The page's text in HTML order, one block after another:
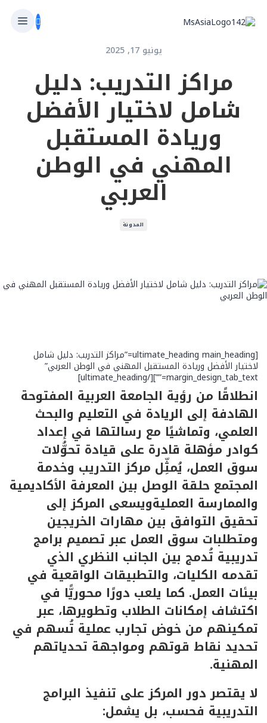
يونيو 17, 2025
مراكز التدريب: دليل
شامل لاختيار الأفضل
وريادة المستقبل
المهني في الوطن
العربي
المدونة
[ultimate_heading main_heading=”مراكز التدريب: دليل شامل
لاختيار الأفضل وريادة المستقبل المهني في الوطن العربي”
margin_design_tab_text=””][/ultimate_heading]
انطلاقًا من رؤية الجامعة العربية المفتوحة
الهادفة إلى الريادة في التعليم والبحث
العلمي، وتماشيًا مع رسالتها في إعداد
كوادر مؤهلة قادرة على قيادة تحوُّلات
سوق العمل، يُمثِّل مركز التدريب وخدمة
المجتمع حلقة الوصل بين المعرفة الأكاديمية
والممارسة العمليةويسعى المركز إلى
تحقيق التوافق بين مهارات الخريجين
ومتطلبات سوق العمل عبر تصميم برامج
تدريبية تُدمج بين الجانب النظري الذي
تقدمه الكليات، والتطبيقات الواقعية في
بيئات العمل. كما يلعب دورًا محوريًّا في
اكتشاف إمكانات الطلاب وتطويرها، عبر
تمكينهم من خوض تجارب عملية تُسهم في
تحديد نقاط قوتهم ومواجهة تحدياتهم
المهنية.
لا يقتصر دور المركز على تنفيذ البرامج
التدريبية فحسب، بل يشمل: